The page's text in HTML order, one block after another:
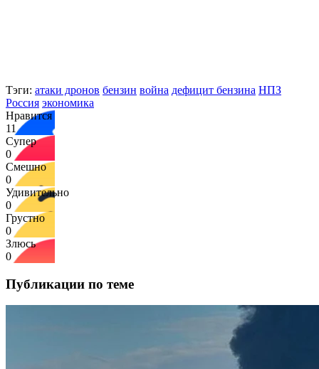
Тэги: атаки дронов бензин война дефицит бензина НПЗ
Россия экономика
Нравится
11
Супер
0
Смешно
0
Удивительно
0
Грустно
0
Злюсь
0
Публикации по теме